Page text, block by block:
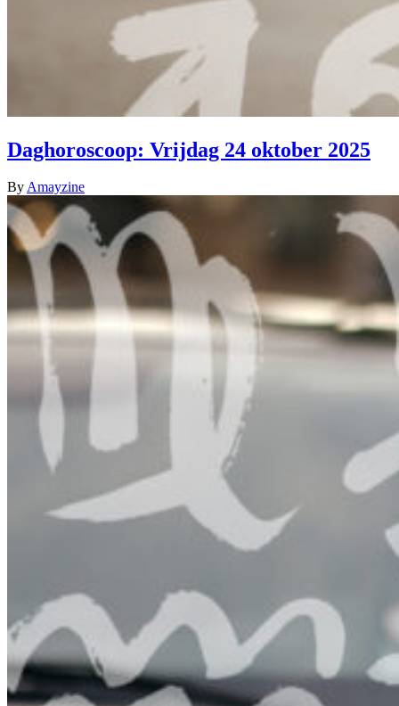
Daghoroscoop: Vrijdag 24 oktober 2025
ByAmayzine